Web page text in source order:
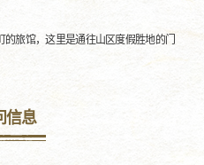
旅馆，这里是通往山区度假胜地的门
信息